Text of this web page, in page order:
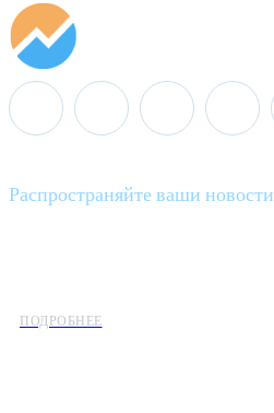
Распространяйте ваши новости
ПОДРОБНЕЕ